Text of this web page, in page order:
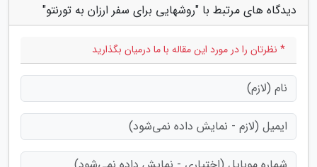
دیدگاه های مرتبط با "روشهایی برای سفر ارزان به تورنتو"
* نظرتان را در مورد این مقاله با ما درمیان بگذارید